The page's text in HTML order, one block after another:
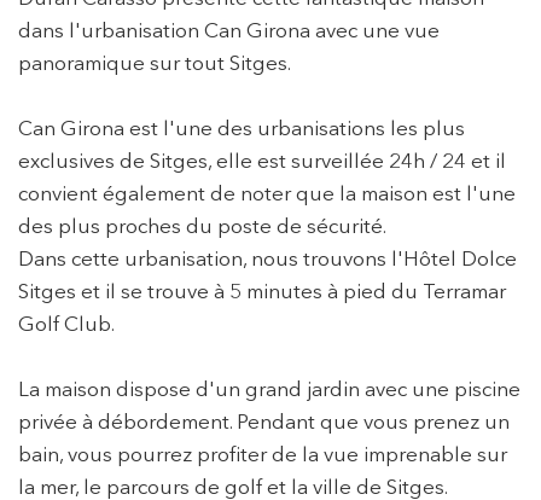
dans l'urbanisation Can Girona avec une vue
panoramique sur tout Sitges.
Can Girona est l'une des urbanisations les plus
exclusives de Sitges, elle est surveillée 24h / 24 et il
convient également de noter que la maison est l'une
des plus proches du poste de sécurité.
Dans cette urbanisation, nous trouvons l'Hôtel Dolce
Sitges et il se trouve à 5 minutes à pied du Terramar
Golf Club.
La maison dispose d'un grand jardin avec une piscine
privée à débordement. Pendant que vous prenez un
bain, vous pourrez profiter de la vue imprenable sur
la mer, le parcours de golf et la ville de Sitges.